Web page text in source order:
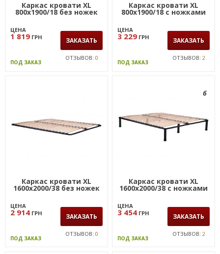
Каркас кровати XL
800х1900/18 без ножек
ЦЕНА
1 819 ГРН ЗАКАЗАТЬ
ПОД ЗАКАЗ
ОТЗЫВОВ: 0
Каркас кровати XL
800х1900/18 с ножками
ЦЕНА
3 229 ГРН ЗАКАЗАТЬ
ПОД ЗАКАЗ
ОТЗЫВОВ: 2
Каркас кровати XL
1600х2000/38 без ножек
ЦЕНА
2 914 ГРН ЗАКАЗАТЬ
ПОД ЗАКАЗ
ОТЗЫВОВ: 0
6
Каркас кровати XL
1600х2000/38 с ножками
ЦЕНА
3 454 ГРН ЗАКАЗАТЬ
ПОД ЗАКАЗ
ОТЗЫВОВ: 2